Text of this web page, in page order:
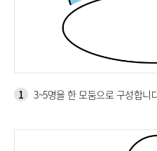
1 3~5명을 한 모둠으로 구성합니